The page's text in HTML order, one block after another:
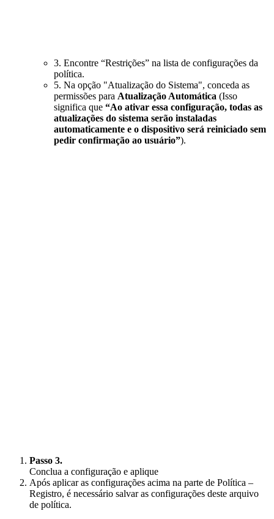
3. Encontre “Restrições” na lista de configurações da
política.
5. Na opção "Atualização do Sistema", conceda as
permissões para Atualização Automática (Isso
significa que “Ao ativar essa configuração, todas as
atualizações do sistema serão instaladas
automaticamente e o dispositivo será reiniciado sem
pedir confirmação ao usuário”).
Passo 3.
Conclua a configuração e aplique
Após aplicar as configurações acima na parte de Política –
Registro, é necessário salvar as configurações deste arquivo
de política.